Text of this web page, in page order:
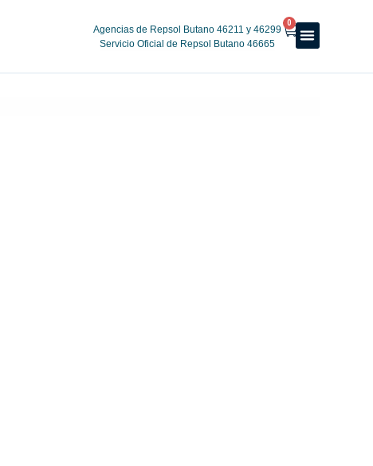
Agencias de Repsol Butano 46211 y 46299
Servicio Oficial de Repsol Butano 46665
0